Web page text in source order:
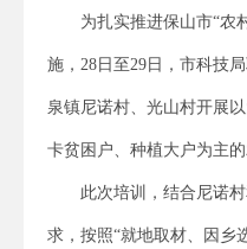
为扎实推进保山市“农
施，28日至29日，市科技
泉镇尼诺村、光山村开展
卡贫困户、种植大户为主
此次培训，结合尼诺
求，按照“就地取材、因乡